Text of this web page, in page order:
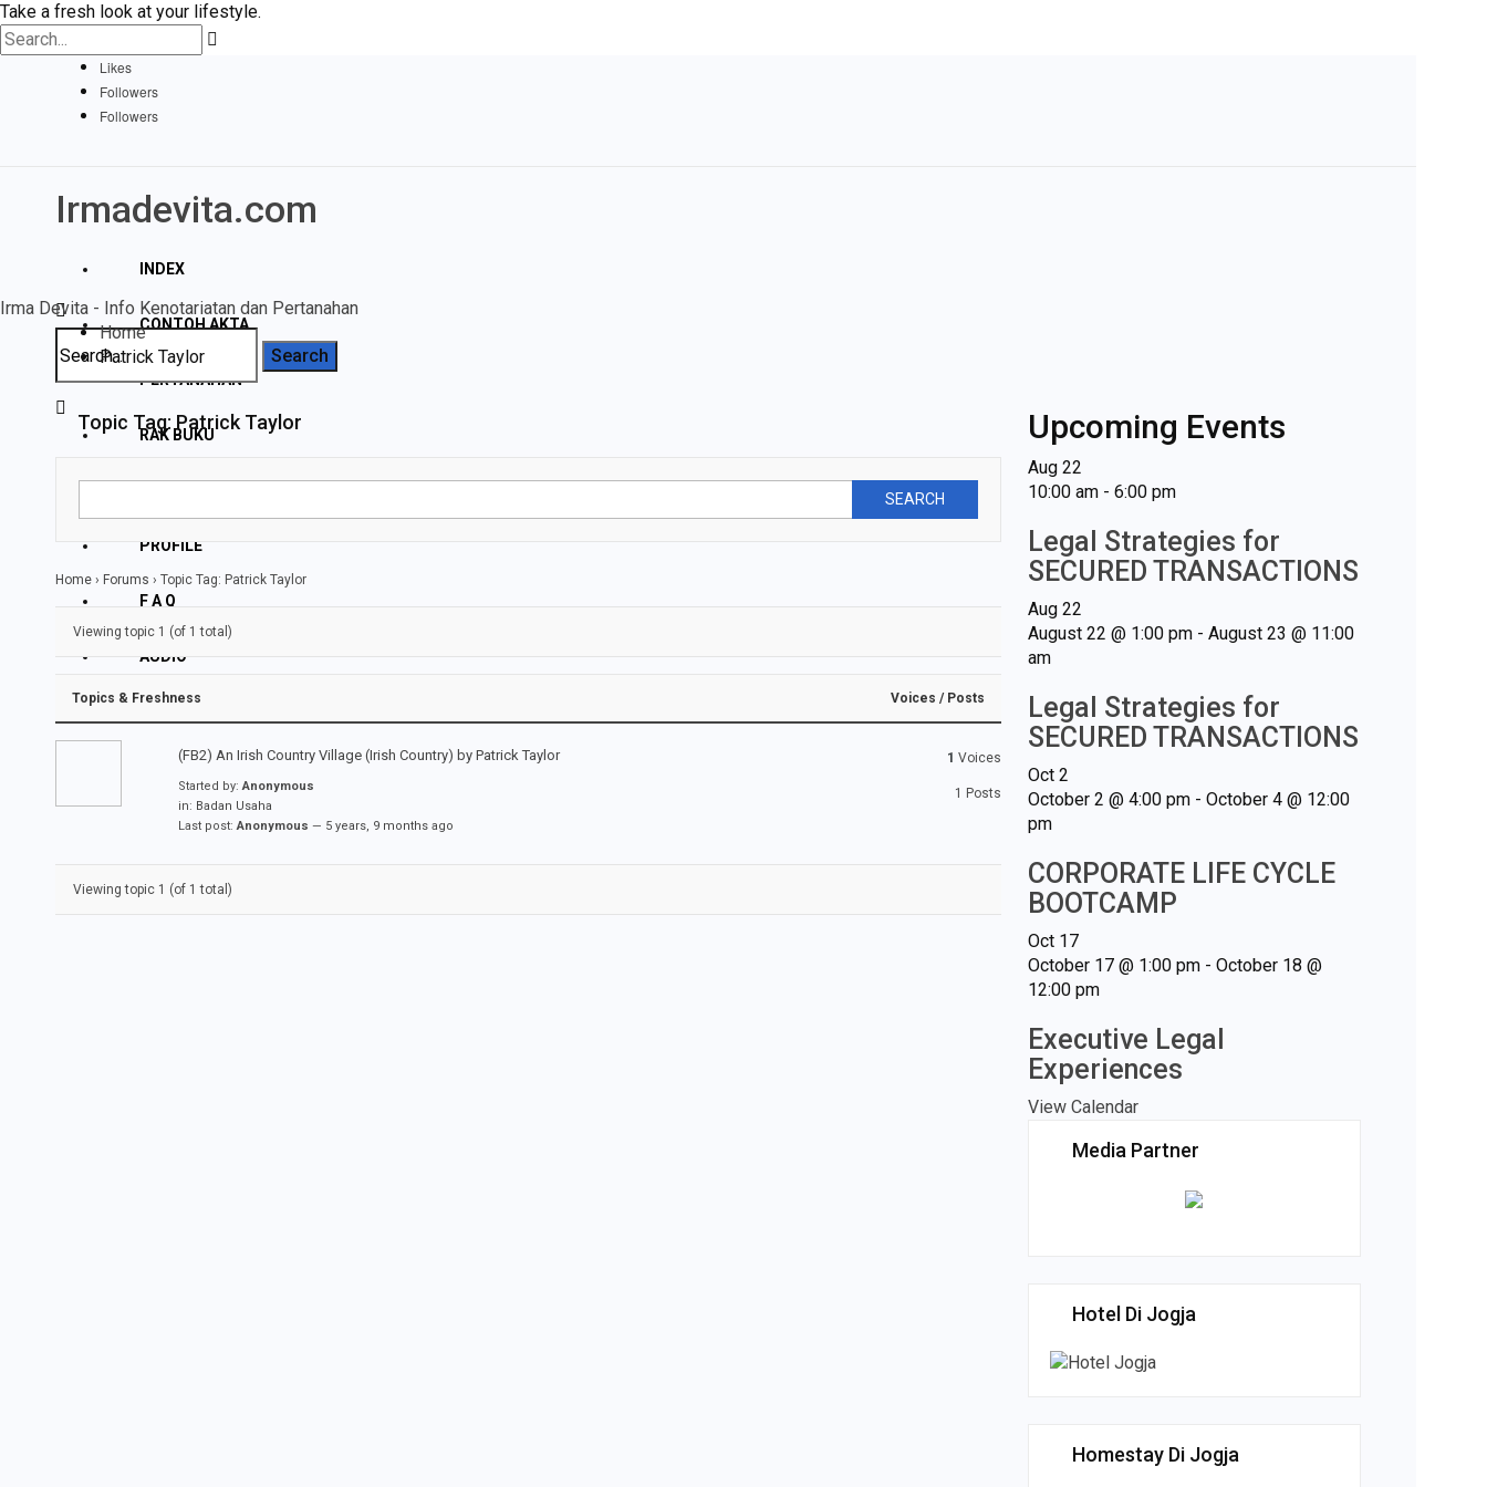
Take a fresh look at your lifestyle.
Likes
Followers
Followers
Irmadevita.com
INDEX
CONTOH AKTA
PERTANAHAN
RAK BUKU
PROFILE
F A Q
AUDIO
Irma Devita - Info Kenotariatan dan Pertanahan
Home
Patrick Taylor
Topic Tag: Patrick Taylor
Home › Forums › Topic Tag: Patrick Taylor
Viewing topic 1 (of 1 total)
Topics & Freshness Voices / Posts
(FB2) An Irish Country Village (Irish Country) by Patrick Taylor
Started by:Anonymous
in: Badan Usaha
Last post:Anonymous — 5 years, 9 months ago
1 Voices
1 Posts
Viewing topic 1 (of 1 total)
Upcoming Events
Aug 22
10:00 am- 6:00 pm
Legal Strategies for
SECURED TRANSACTIONS
Aug 22
August 22 @ 1:00 pm- August 23 @ 11:00
am
Legal Strategies for
SECURED TRANSACTIONS
Oct 2
October 2 @ 4:00 pm- October 4 @ 12:00
pm
CORPORATE LIFE CYCLE
BOOTCAMP
Oct 17
October 17 @ 1:00 pm- October 18 @
12:00 pm
Executive Legal
Experiences
View Calendar
Media Partner
Hotel Di Jogja
Homestay Di Jogja